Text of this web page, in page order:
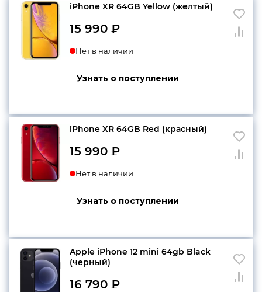
iPhone XR 64GB Yellow (желтый)
15 990 ₽
Нет в наличии
Узнать о поступлении
iPhone XR 64GB Red (красный)
15 990 ₽
Нет в наличии
Узнать о поступлении
Apple iPhone 12 mini 64gb Black
(черный)
16 790 ₽